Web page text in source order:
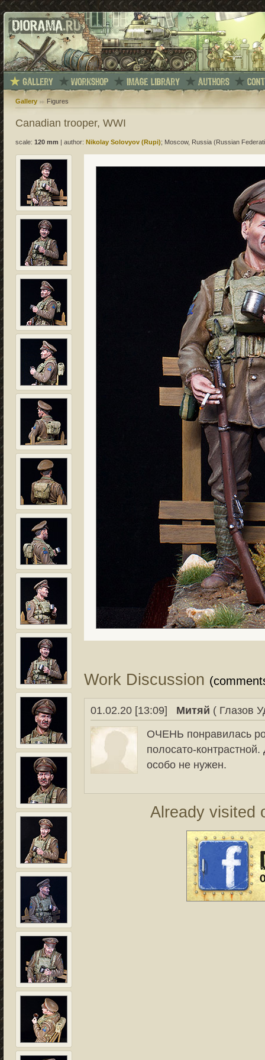
Gallery Figures
Canadian trooper, WWI
scale: 120 mm author: Nikolay Solovyov (Rupi); Moscow, Russia (Russian
Work Discussion
01.02.20 [13:09] Митяй ( Глазов
ОЧЕНЬ понравилась
полосато-
особо не нужен.
Already visited